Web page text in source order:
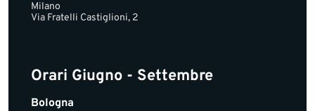
Milano
Via Fratelli Castiglioni, 2
Orari Giugno - Settembre
Bologna